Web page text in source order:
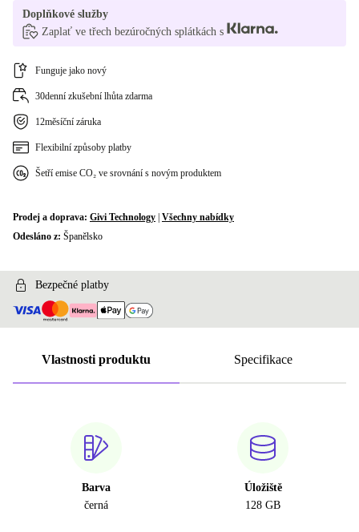
Doplňkové služby
Zaplať ve třech bezúročných splátkách s
Funguje jako nový
30denní zkušební lhůta zdarma
12měsíční záruka
Flexibilní způsoby platby
Šetří emise CO₂ ve srovnání s novým produktem
Prodej a doprava: Givi Technology Všechny nabídky
Odesláno z: Španělsko
Bezpečné platby
Vlastnosti produktu Specifikace
Barva
černá
Úložiště
128 GB